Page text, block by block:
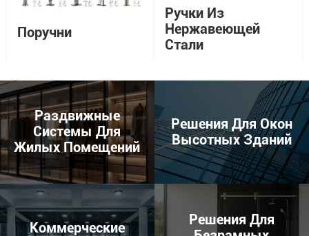
Поручни
Ручки Из
Нержавеющей
Стали
Раздвижные
Системы Для
Жилых Помещений
Решения Для Окон
Высотных Зданий
Коммерческие
Решения Для